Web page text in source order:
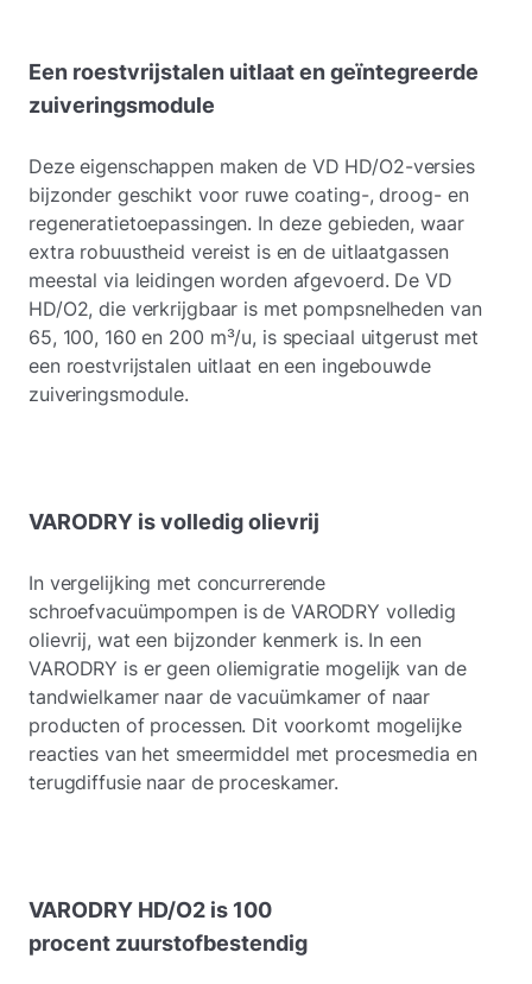
Een roestvrijstalen uitlaat en geïntegreerde
zuiveringsmodule
Deze eigenschappen maken de VD HD/O2-versies
bijzonder geschikt voor ruwe coating-, droog- en
regeneratietoepassingen. In deze gebieden, waar
extra robuustheid vereist is en de uitlaatgassen
meestal via leidingen worden afgevoerd. De VD
HD/O2, die verkrijgbaar is met pompsnelheden van
65, 100, 160 en 200 m³/u, is speciaal uitgerust met
een roestvrijstalen uitlaat en een ingebouwde
zuiveringsmodule.
VARODRY is volledig olievrij
In vergelijking met concurrerende
schroefvacuümpompen is de VARODRY volledig
olievrij, wat een bijzonder kenmerk is. In een
VARODRY is er geen oliemigratie mogelijk van de
tandwielkamer naar de vacuümkamer of naar
producten of processen. Dit voorkomt mogelijke
reacties van het smeermiddel met procesmedia en
terugdiffusie naar de proceskamer.
VARODRY HD/O2 is 100
procent zuurstofbestendig